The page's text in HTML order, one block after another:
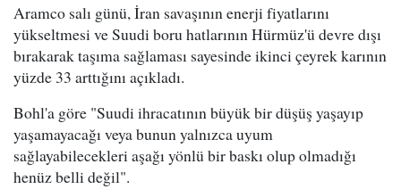
Aramco salı günü, İran savaşının enerji fiyatlarını
yükseltmesi ve Suudi boru hatlarının Hürmüz'ü devre dışı
bırakarak taşıma sağlaması sayesinde ikinci çeyrek karının
yüzde 33 arttığını açıkladı.
Bohl'a göre "Suudi ihracatının büyük bir düşüş yaşayıp
yaşamayacağı veya bunun yalnızca uyum
sağlayabilecekleri aşağı yönlü bir baskı olup olmadığı
henüz belli değil".